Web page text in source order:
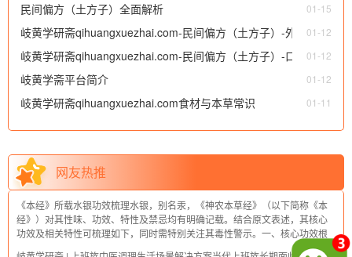
民间偏方（土方子）全面解析 01-15
岐黄学研斋qihuangxuezhai.com-民间偏方（土方子）-外用类
（涂抹类、热敷类、熏洗类、艾灸 / 拔罐相关偏方等）
01-12
岐黄学研斋qihuangxuezhai.com-民间偏方（土方子）-口服类
（食疗方、茶饮方、汤药偏方等）
01-12
岐黄学斋平台简介 01-12
岐黄学研斋qihuangxuezhai.com食材与本草常识 01-11
网友热推
《本经》所载水银功效梳理水银，别名汞，《神农本草经》（以下简称《本
经》）对其性味、功效、特性及禁忌均有明确记载。结合原文表述，其核心
功效及相关特性可梳理如下，同时需特别关注其毒性警示。一、核心功效根
据《本经》原文“主疥瘘痂疡白秃，杀皮肤中虱，堕胎除热，杀金银铜锡毒”，